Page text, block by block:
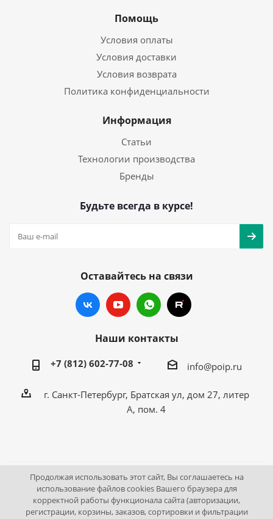
Помощь
Условия оплаты
Условия доставки
Условия возврата
Политика конфиденциальности
Информация
Статьи
Технологии производства
Бренды
Будьте всегда в курсе!
Оставайтесь на связи
Наши контакты
+7 (812) 602-77-08 info@poip.ru
г. Санкт-Петербург, Братская ул, дом 27, литер
А, пом. 4
2009 - 2026 © Промышленное оборудование Интернет
портал.
Продолжая использовать этот сайт, Вы соглашаетесь на
использование файлов cookies Вашего браузера для
корректной работы функционала сайта (авторизации,
регистрации, корзины, заказов, сортировки и фильтрации